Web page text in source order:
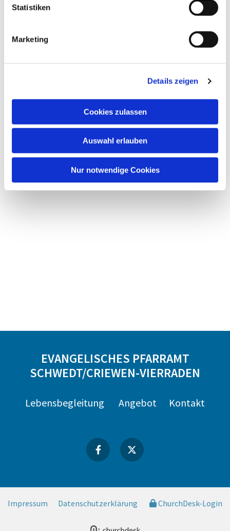
Statistiken
Marketing
Details zeigen
Cookies zulassen
Auswahl erlauben
Nur notwendige Cookies
Dies könnte Sie auch
EVANGELISCHES PFARRAMT
SCHWEDT/CRIEWEN-VIERRADEN
Lebensbegleitung Angebot Kontakt
Impressum Datenschutzerklärung ChurchDesk-Login